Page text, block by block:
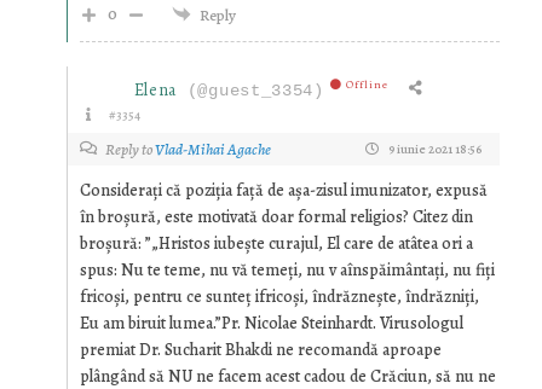
0
Reply
Elena (@guest_3354) Offline
#3354
Reply toVlad-Mihai Agache 9 iunie 2021 18:56
Considerați că poziția față de așa-zisul imunizator, expusă
în broșură, este motivată doar formal religios? Citez din
broșură: ”„Hristos iubește curajul, El care de atâtea ori a
spus: Nu te teme, nu vă temeți, nu v aînspăimântați, nu fiți
fricoși, pentru ce sunteț ifricoși, îndrăznește, îndrăzniți,
Eu am biruit lumea.”Pr. Nicolae Steinhardt. Virusologul
premiat Dr. Sucharit Bhakdi ne recomandă aproape
plângând să NU ne facem acest cadou de Crăciun, să nu ne